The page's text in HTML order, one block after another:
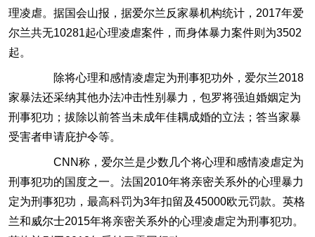
理凌虐。据国会山报，据爱尔兰反家暴机构统计，2017年爱
尔兰共无10281起心理凌虐案件，而身体暴力案件则为3502
起。
除将心理和感情凌虐定为刑事犯功外，爱尔兰2018
家暴法还采纳其他办法冲击性别暴力，包罗将强迫婚姻定为
刑事犯功；拔除以前答当未成年佳耦成婚的立法；答当家暴
受害者申请庇护令等。
CNN称，爱尔兰是少数几个将心理和感情凌虐定为
刑事犯功的国度之一。法国2010年将亲密关系外的心理暴力
定为刑事犯功，最高科罚为3年扣留及45000欧元罚款。英格
兰和威尔士2015年将亲密关系外的心理凌虐定为刑事犯功。